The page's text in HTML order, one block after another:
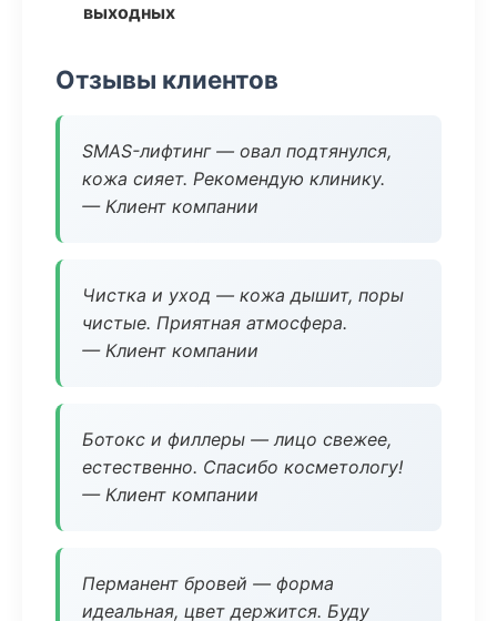
выходных
Отзывы клиентов
SMAS-лифтинг — овал подтянулся,
кожа сияет. Рекомендую клинику.
— Клиент компании
Чистка и уход — кожа дышит, поры
чистые. Приятная атмосфера.
— Клиент компании
Ботокс и филлеры — лицо свежее,
естественно. Спасибо косметологу!
— Клиент компании
Перманент бровей — форма
идеальная, цвет держится. Буду